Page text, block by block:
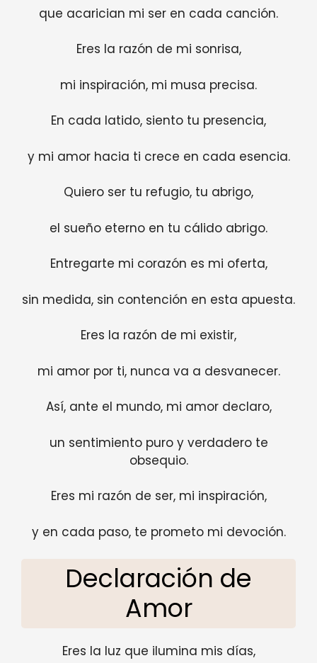
que acarician mi ser en cada canción.
Eres la razón de mi sonrisa,
mi inspiración, mi musa precisa.
En cada latido, siento tu presencia,
y mi amor hacia ti crece en cada esencia.
Quiero ser tu refugio, tu abrigo,
el sueño eterno en tu cálido abrigo.
Entregarte mi corazón es mi oferta,
sin medida, sin contención en esta apuesta.
Eres la razón de mi existir,
mi amor por ti, nunca va a desvanecer.
Así, ante el mundo, mi amor declaro,
un sentimiento puro y verdadero te
obsequio.
Eres mi razón de ser, mi inspiración,
y en cada paso, te prometo mi devoción.
Declaración de
Amor
Eres la luz que ilumina mis días,